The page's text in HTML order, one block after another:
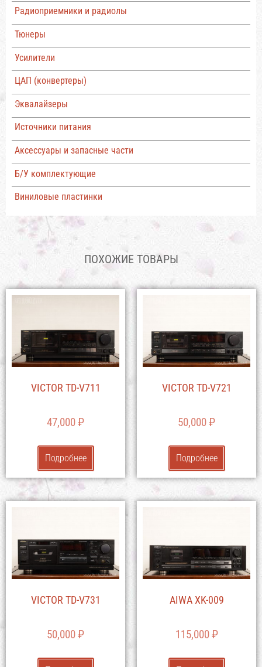
Радиоприемники и радиолы
Тюнеры
Усилители
ЦАП (конвертеры)
Эквалайзеры
Источники питания
Аксессуары и запасные части
Б/У комплектующие
Виниловые пластинки
ПОХОЖИЕ ТОВАРЫ
VICTOR TD-V711
47,000₽
Подробнее
VICTOR TD-V721
50,000₽
Подробнее
VICTOR TD-V731
50,000₽
AIWA XK-009
115,000₽